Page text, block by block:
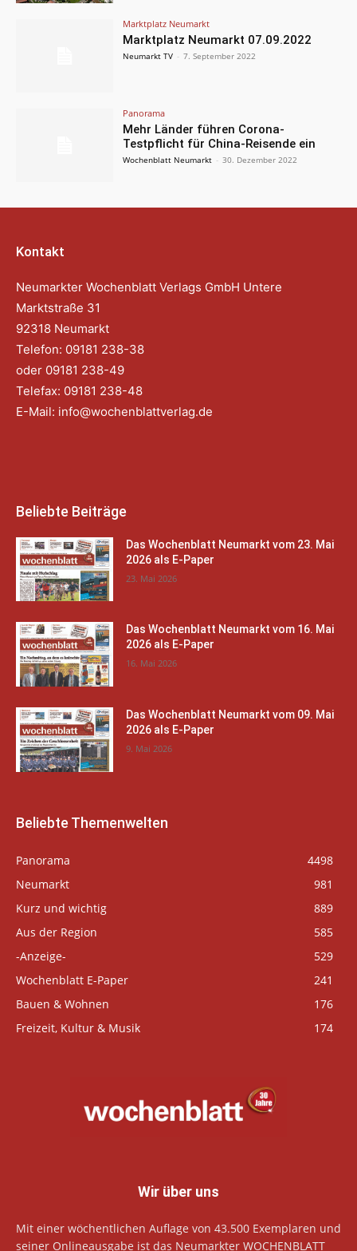
Marktplatz Neumarkt
Marktplatz Neumarkt 07.09.2022
Neumarkt TV - 7. September 2022
Panorama
Mehr Länder führen Corona-
Testpflicht für China-Reisende ein
Wochenblatt Neumarkt - 30. Dezember 2022
Kontakt
Neumarkter Wochenblatt Verlags GmbH Untere
Marktstraße 31
92318 Neumarkt
Telefon: 09181 238-38
oder 09181 238-49
Telefax: 09181 238-48
E-Mail: info@wochenblattverlag.de
Beliebte Beiträge
Das Wochenblatt Neumarkt vom 23. Mai
2026 als E-Paper
23. Mai 2026
Das Wochenblatt Neumarkt vom 16. Mai
2026 als E-Paper
16. Mai 2026
Das Wochenblatt Neumarkt vom 09. Mai
2026 als E-Paper
9. Mai 2026
Beliebte Themenwelten
Panorama
4498
Neumarkt
981
Kurz und wichtig
889
Aus der Region
585
-Anzeige-
529
Wochenblatt E-Paper
241
Bauen & Wohnen
176
Freizeit, Kultur & Musik
174
Wir über uns
Mit einer wöchentlichen Auflage von 43.500 Exemplaren und
seiner Onlineausgabe ist das Neumarkter WOCHENBLATT